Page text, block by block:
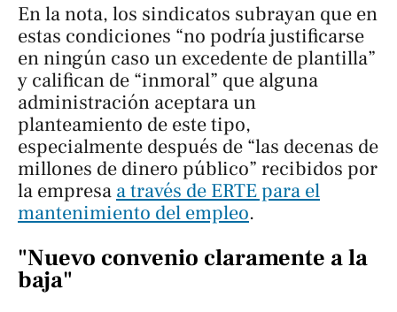
En la nota, los sindicatos subrayan que en
estas condiciones “no podría justificarse
en ningún caso un excedente de plantilla”
y califican de “inmoral” que alguna
administración aceptara un
planteamiento de este tipo,
especialmente después de “las decenas de
millones de dinero público” recibidos por
la empresa a través de ERTE para el
mantenimiento del empleo.
"Nuevo convenio claramente a la
baja"